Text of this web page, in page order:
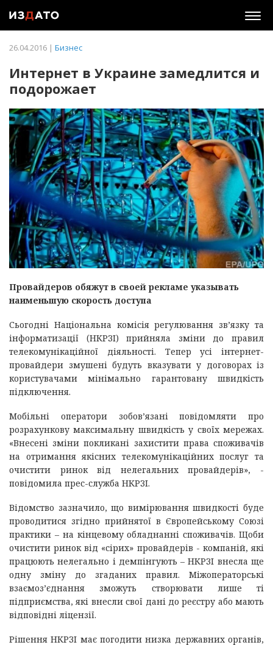
26.04.2016 | Бизнес
Интернет в Украине замедлится и
подорожает
Провайдеров обяжут в своей рекламе указывать
наименьшую скорость доступа
Сьогодні Національна комісія регулювання зв’язку та
інформатизації (НКРЗІ) прийняла зміни до правил
телекомунікаційної діяльності. Тепер усі інтернет-
провайдери змушені будуть вказувати у договорах із
користувачами мінімально гарантовану швидкість
підключення.
Мобільні оператори зобов’язані повідомляти про
розрахункову максимальну швидкість у своїх мережах.
«Внесені зміни покликані захистити права споживачів
на отримання якісних телекомунікаційних послуг та
очистити ринок від нелегальних провайдерів», -
повідомила прес-служба НКРЗІ.
Відомство зазначило, що вимірювання швидкості буде
проводитися згідно прийнятої в Європейському Союзі
практики – на кінцевому обладнанні споживачів. Щоби
очистити ринок від «сірих» провайдерів - компаній, які
працюють нелегально і демпінгують – НКРЗІ внесла ще
одну зміну до згаданих правил. Міжоператорські
взаємоз’єднання зможуть створювати лише ті
підприємства, які внесли свої дані до реєстру або мають
відповідні ліцензії.
Рішення НКРЗІ має погодити низка державних органів,